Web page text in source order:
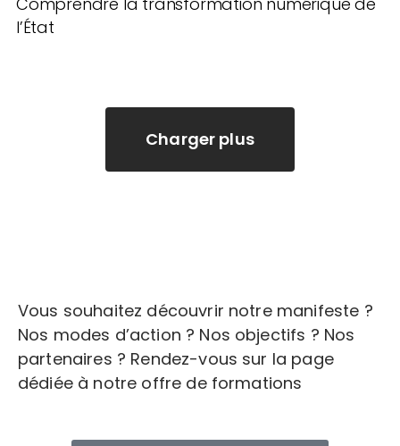
l’État
Vous souhaitez découvrir notre manifeste ?
Nos modes d’action ? Nos objectifs ? Nos
partenaires ? Rendez-vous sur la page
dédiée à notre offre de formations